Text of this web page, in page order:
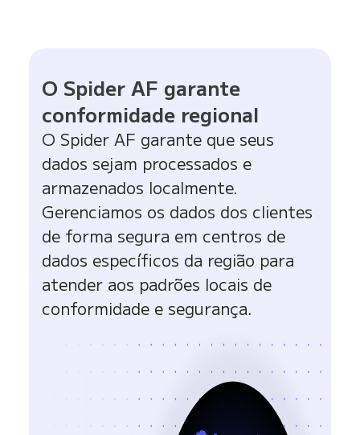
O Spider AF garante
conformidade regional
O Spider AF garante que seus
dados sejam processados e
armazenados localmente.
Gerenciamos os dados dos clientes
de forma segura em centros de
dados específicos da região para
atender aos padrões locais de
conformidade e segurança.